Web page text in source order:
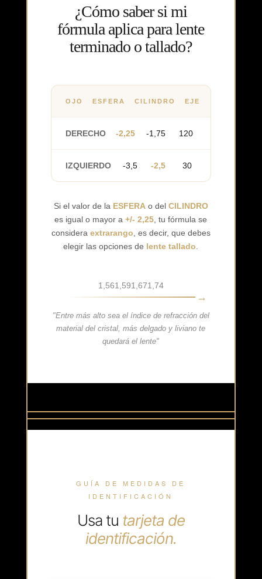
¿Cómo saber si mi
fórmula aplica para lente
terminado o tallado?
OJO ESFERA CILINDRO EJE
DERECHO -2,25 -1,75 120
IZQUIERDO -3,5 -2,5 30
Si el valor de la ESFERAo del CILINDRO
es igual o mayor a+/- 2,25 , tu fórmula se
considera extrarango , es decir, que debes
elegir las opciones de lente tallado
1,561,591,671,74
"Entre más alto sea el índice de refracción del
material del cristal, más delgado y liviano te
quedará el lente"
GUÍA DE MEDIDAS DE
IDENTIFICACIÓN
Usa tu tarjeta de
identificación.